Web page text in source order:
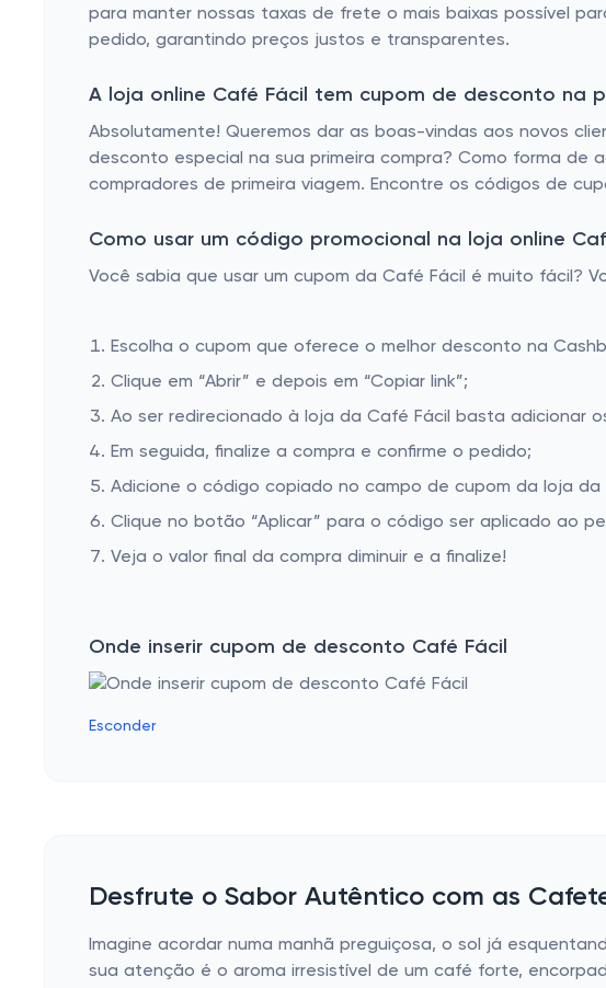
para manter nossas taxas de frete o mais baixas possível
pedido, garantindo preços justos e transparentes.
A loja online Café Fácil tem cupom de desconto na
Absolutamente! Queremos dar as boas-vindas aos novos
desconto especial na sua primeira compra? Como forma de
compradores de primeira viagem. Encontre os códigos de
Como usar um código promocional na loja online
Você sabia que usar um cupom da Café Fácil é muito fácil?
Escolha o cupom que oferece o melhor desconto na
Clique em “Abrir” e depois em “Copiar link”;
Ao ser redirecionado à loja da Café Fácil basta adicionar
Em seguida, finalize a compra e confirme o pedido;
Adicione o código copiado no campo de cupom da loja da
Clique no botão “Aplicar” para o código ser aplicado ao
Veja o valor final da compra diminuir e a finalize!
Onde inserir cupom de desconto Café Fácil
Esconder
Desfrute o Sabor Autêntico com as
Imagine acordar numa manhã preguiçosa, o sol já
sua atenção é o aroma irresistível de um café forte,